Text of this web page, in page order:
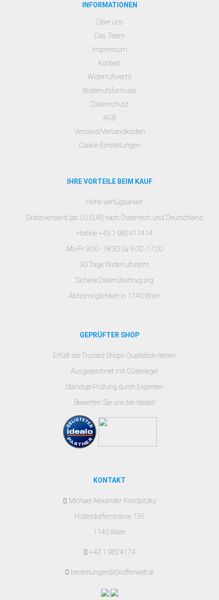
INFORMATIONEN
Über uns
Das Team
Impressum
Kontakt
Widerrufsrecht
Widerrufsformular
Datenschutz
AGB
Versand/Versandkosten
Cookie-Einstellungen
IHRE VORTEILE BEIM KAUF
Hohe Verfügbarkeit
Gratisversand (ab 50 EUR) nach Österreich und Deutschland
Hotline +43 1 982417414
Mo-Fr 9:00 - 18:30 Sa 9:00 -17:00
30 Tage Widerrufsrecht
Sichere Datenübertragung
Abholmöglichkeit in 1140 Wien
GEPRÜFTER SHOP
Erfüllt die Trusted Shops Qualitätskriterien
Ausgezeichnet mit Gütesiegel
Ständige Prüfung durch Experten
Bewerten Sie uns bei Idealo!
KONTAKT
Michael Alexander Konopitzky
Hütteldorferstrasse 135
1140 Wien
+43 1 9824174
bestellungen(at)kofferwelt.at